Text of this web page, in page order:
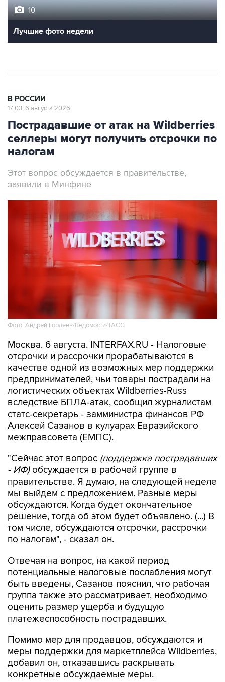
Лучшие фото недели
Пострадавшие от атак на Wildberries
селлеры могут получить отсрочки по
налогам
Этот вопрос обсуждается в правительстве,
Фото: Андрей Гордеев/Ведомости/ТАСС
Москва. 6 августа. INTERFAX.RU - Налоговые
качестве одной из возможных мер поддержки
предпринимателей, чьи товары пострадали на
логистических объектах Wildberries-Russ
вследствие БПЛА-атак, сообщил журналистам
статс-секретарь - замминистра финансов РФ
Алексей Сазанов в кулуарах Евразийского
межправсовета (ЕМПС).
"Сейчас этот вопрос(поддержка пострадавших
правительстве. Я думаю, на следующей неделе
мы выйдем с предложением. Разные меры
обсуждаются. Когда будет окончательное
решение, тогда об этом будет объявлено. (...) В
том числе, обсуждаются отсрочки, рассрочки
по налогам", - сказал он.
Отвечая на вопрос, на какой период
быть введены, Сазанов пояснил, что рабочая
группа также это рассматривает, необходимо
оценить размер ущерба и будущую
платежеспособность пострадавших.
Помимо мер для продавцов, обсуждаются и
добавил он, отказавшись раскрывать
конкретные обсуждаемые меры.
За последние несколько недель в результате